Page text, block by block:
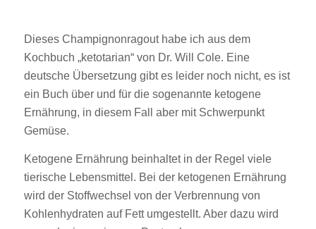
Dieses Champignonragout habe ich aus dem
Kochbuch „ketotarian“ von Dr. Will Cole. Eine
deutsche Übersetzung gibt es leider noch nicht, es ist
ein Buch über und für die sogenannte ketogene
Ernährung, in diesem Fall aber mit Schwerpunkt
Gemüse.
Ketogene Ernährung beinhaltet in der Regel viele
tierische Lebensmittel. Bei der ketogenen Ernährung
wird der Stoffwechsel von der Verbrennung von
Kohlenhydraten auf Fett umgestellt. Aber dazu wird